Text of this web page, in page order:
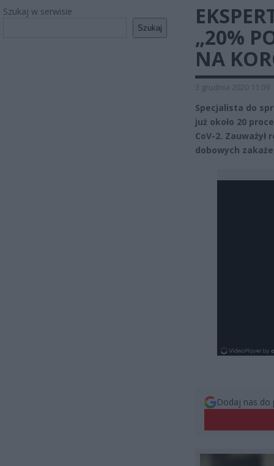
Szukaj w serwisie
Szukaj
„20%
NA
3 grudnia 2020 11:09
Specjalista do
już około 20
CoV-2.
dobowych
Dodaj nas do